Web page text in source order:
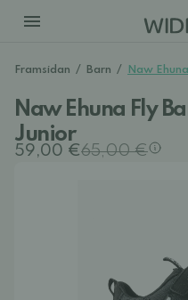
Framsidan / Barn / Naw
Naw Ehuna Fly
Junior
59,00 €65,00 €